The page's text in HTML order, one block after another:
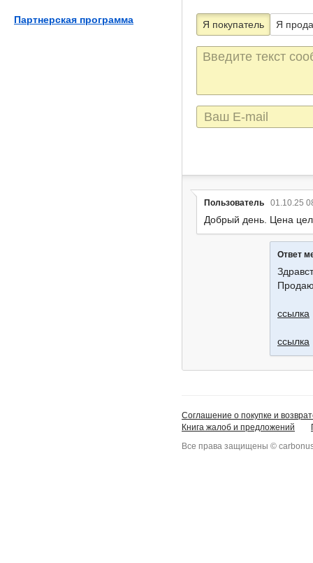
Я покупатель Я
Текст
сообщения
E-
mail
Пользователь 01.10.25
Добрый день. Цена
Ответ
ссылка
ссылка
Партнерская программа
Соглашение о покупке и
Книга жалоб и предложений
Все права защищены ©